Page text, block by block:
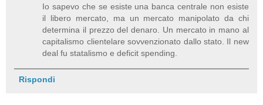
Io sapevo che se esiste una banca centrale non esiste
il libero mercato, ma un mercato manipolato da chi
determina il prezzo del denaro. Un mercato in mano al
capitalismo clientelare sovvenzionato dallo stato. Il new
deal fu statalismo e deficit spending.
Rispondi